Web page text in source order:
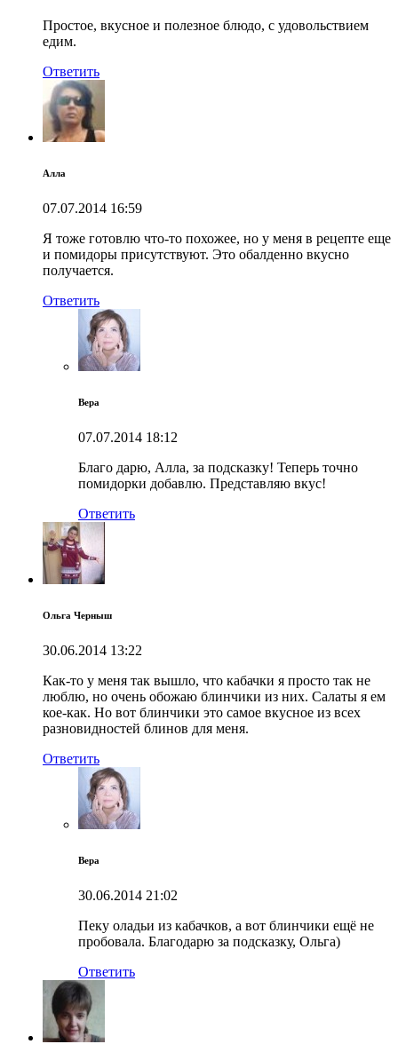
Простое, вкусное и полезное блюдо, с удовольствием
едим.
Ответить
Алла
07.07.2014 16:59
Я тоже готовлю что-то похожее, но у меня в рецепте еще
и помидоры присутствуют. Это обалденно вкусно
получается.
Ответить
Вера
07.07.2014 18:12
Благо дарю, Алла, за подсказку! Теперь точно
помидорки добавлю. Представляю вкус!
Ответить
Ольга Черныш
30.06.2014 13:22
Как-то у меня так вышло, что кабачки я просто так не
люблю, но очень обожаю блинчики из них. Салаты я ем
кое-как. Но вот блинчики это самое вкусное из всех
разновидностей блинов для меня.
Ответить
Вера
30.06.2014 21:02
Пеку оладьи из кабачков, а вот блинчики ещё не
пробовала. Благодарю за подсказку, Ольга)
Ответить